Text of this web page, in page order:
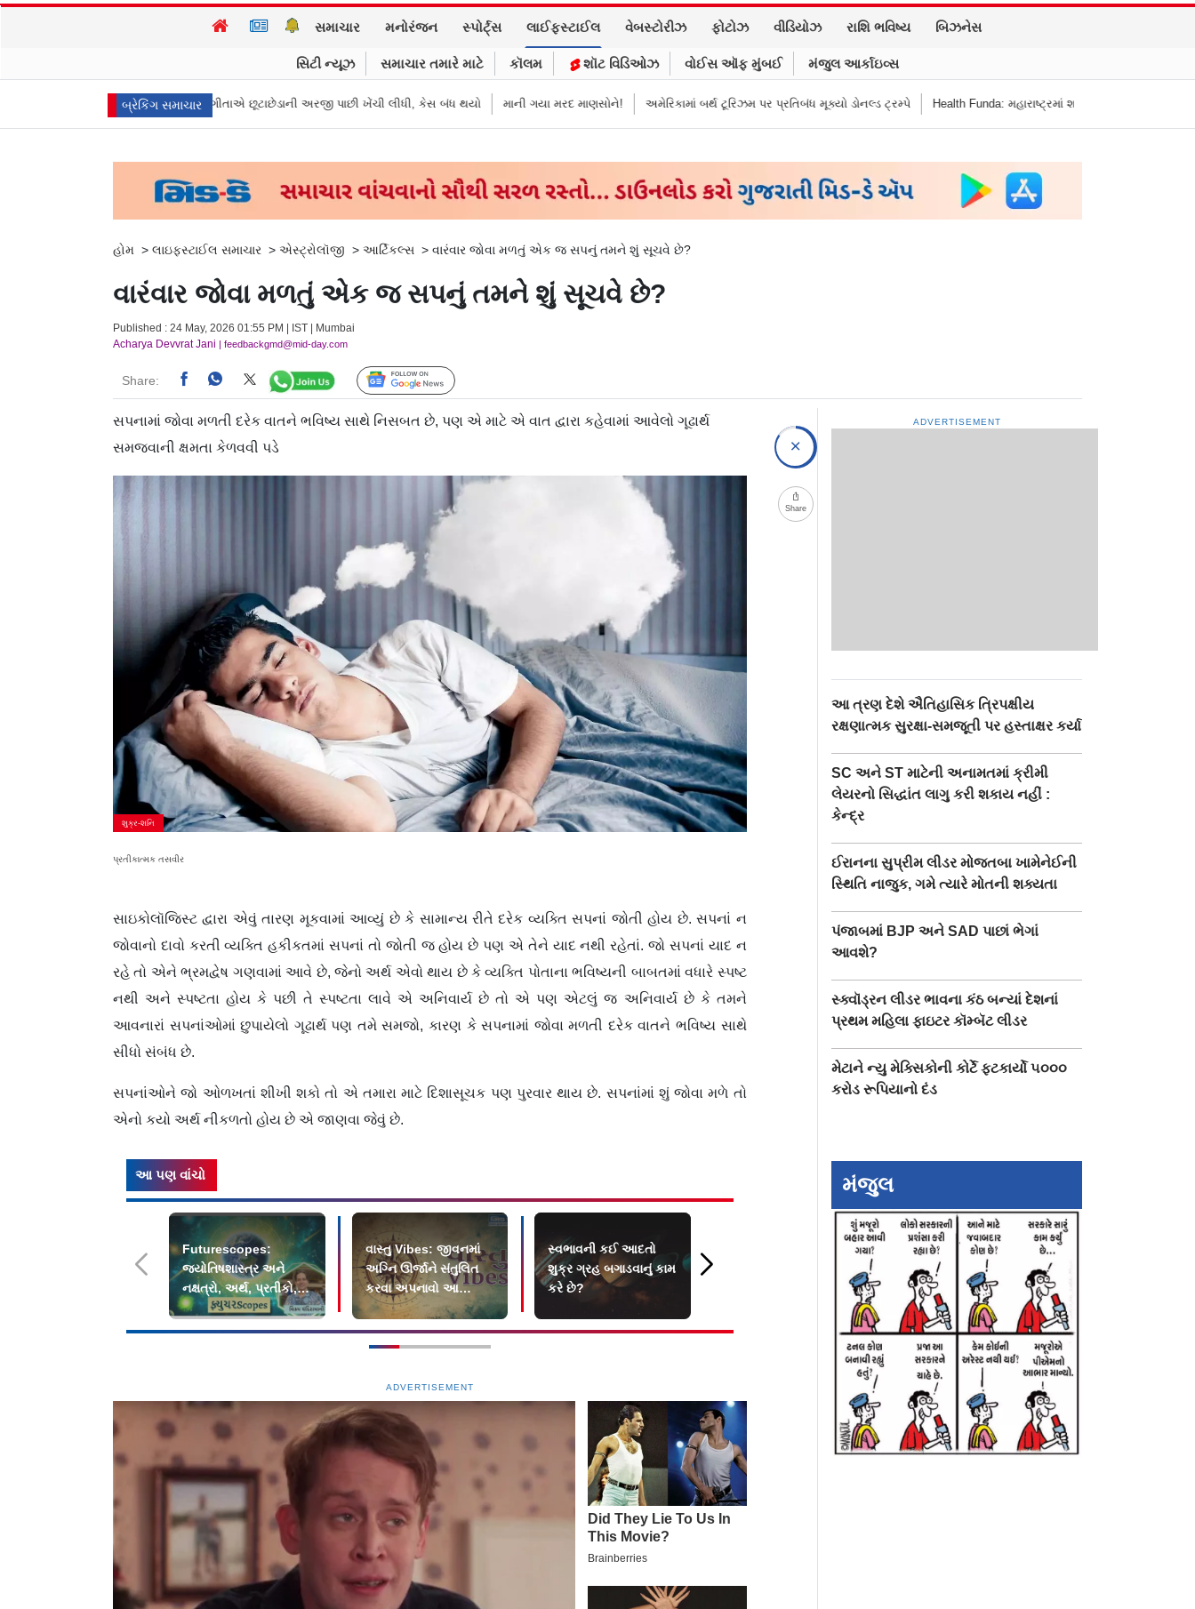
સમાચાર મનોરંજન સ્પોર્ટ્સ લાઈફસ્ટાઈલ વેબસ્ટોરીઝ ફોટોઝ વીડિયોઝ રાશિ ભવિષ્ય બિઝનેસ
સિટી ન્યૂઝ સમાચાર તમારે માટે કૉલમ શૉટ વિડિઓઝ વોઈસ ઑફ મુંબઈ મંજુલ આર્કાઇવ્સ
બ્રેકિંગ સમાચાર
મુખ્ય પ્રધાન વિજયની પત્ની સંગીતાએ છૂટાછેડાની અરજી પાછી ખેંચી લીધી, કેસ બંધ થયો માની ગયા મરદ માણસોને! અમેરિકામાં બર્થ ટૂરિઝમ પર પ્રતિબંધ મૂક્યો ડોનલ્ડ ટ્રમ્પે Health Funda: મહારાષ્ટ્રમાં શાળાની બહાર જંક ફૂડ બૅન!
હોમ > લાઇફસ્ટાઈલ સમાચાર > એસ્ટ્રોલૉજી > આર્ટિકલ્સ > વારંવાર જોવા મળતું એક જ સપનું તમને શું સૂચવે છે?
વારંવાર જોવા મળતું એક જ સપનું તમને શું સૂચવે છે?
Published : 24 May, 2026 01:55 PM | IST | Mumbai
Acharya Devvrat Jani | feedbackgmd@mid-day.com
Share: Follow Us
સપનામાં જોવા મળતી દરેક વાતને ભવિષ્ય સાથે નિસબત છે, પણ એ માટે એ વાત દ્વારા કહેવામાં આવેલો ગૂઢાર્થ
સમજવાની ક્ષમતા કેળવવી પડે
શુક્ર-શનિ
પ્રતીકાત્મક તસવીર
સાઇકોલૉજિસ્ટ દ્વારા એવું તારણ મૂકવામાં આવ્યું છે કે સામાન્ય રીતે દરેક વ્યક્તિ સપનાં જોતી હોય છે. સપનાં ન
જોવાનો દાવો કરતી વ્યક્તિ હકીકતમાં સપનાં તો જોતી જ હોય છે પણ એ તેને યાદ નથી રહેતાં. જો સપનાં યાદ ન
રહે તો એને ભ્રમદ્વેષ ગણવામાં આવે છે, જેનો અર્થ એવો થાય છે કે વ્યક્તિ પોતાના ભવિષ્યની બાબતમાં વધારે સ્પષ્ટ
નથી અને સ્પષ્ટતા હોય કે પછી તે સ્પષ્ટતા લાવે એ અનિવાર્ય છે તો એ પણ એટલું જ અનિવાર્ય છે કે તમને
આવનારાં સપનાંઓમાં છુપાયેલો ગૂઢાર્થ પણ તમે સમજો, કારણ કે સપનામાં જોવા મળતી દરેક વાતને ભવિષ્ય સાથે
સીધો સંબંધ છે.
સપનાંઓને જો ઓળખતાં શીખી શકો તો એ તમારા માટે દિશાસૂચક પણ પુરવાર થાય છે. સપનાંમાં શું જોવા મળે તો
એનો કયો અર્થ નીકળતો હોય છે એ જાણવા જેવું છે.
આ પણ વાંચો
Futurescopes:
જ્યોતિષશાસ્ત્ર અને
નક્ષત્રો, અર્થ, પ્રતીકો,
પ્રભાવ, લક્ષણો ભાગ 4
વાસ્તુ Vibes: જીવનમાં
અગ્નિ ઊર્જાને સંતુલિત
કરવા અપનાવો આ
પ્રેક્ટિલ રીત
સ્વભાવની કઈ આદતો
શુક્ર ગ્રહ બગાડવાનું કામ
કરે છે?
વાસ્તુ Vibes: અગ્નિ
તત્વનું અજવાળું..
૨૦૨૬માં વિઝન અને દિશા
બતાવતી ઊર્જા
ADVERTISEMENT
Share
ADVERTISEMENT
આ ત્રણ દેશે ઐતિહાસિક ત્રિપક્ષીય
રક્ષણાત્મક સુરક્ષા-સમજૂતી પર હસ્તાક્ષર કર્યા
SC અને ST માટેની અનામતમાં ક્રીમી
લેયરનો સિદ્ધાંત લાગુ કરી શકાય નહીં :
કેન્દ્ર
ઈરાનના સુપ્રીમ લીડર મોજતબા ખામેનેઈની
સ્થિતિ નાજુક, ગમે ત્યારે મોતની શક્યતા
પંજાબમાં BJP અને SAD પાછાં ભેગાં
આવશે?
સ્ક્વૉડ્રન લીડર ભાવના કંઠ બન્યાં દેશનાં
પ્રથમ મહિલા ફાઇટર કૉમ્બૅટ લીડર
મેટાને ન્યુ મેક્સિકોની કોર્ટે ફટકાર્યો ૫૦૦૦
કરોડ રૂપિયાનો દંડ
મંજુલ